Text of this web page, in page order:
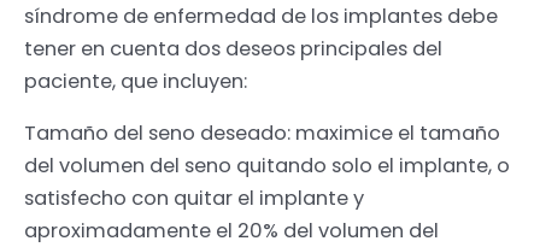
síndrome de enfermedad de los implantes debe
tener en cuenta dos deseos principales del
paciente, que incluyen:
Tamaño del seno deseado: maximice el tamaño
del volumen del seno quitando solo el implante, o
satisfecho con quitar el implante y
aproximadamente el 20% del volumen del